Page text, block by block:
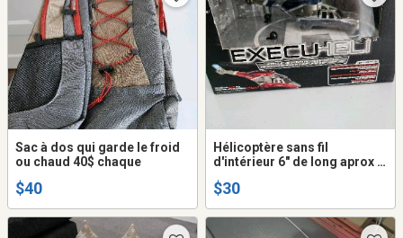
Sac à dos qui garde le froid
ou chaud 40$ chaque
$40
Hélicoptère sans fil
d'intérieur 6" de long aprox .
$30